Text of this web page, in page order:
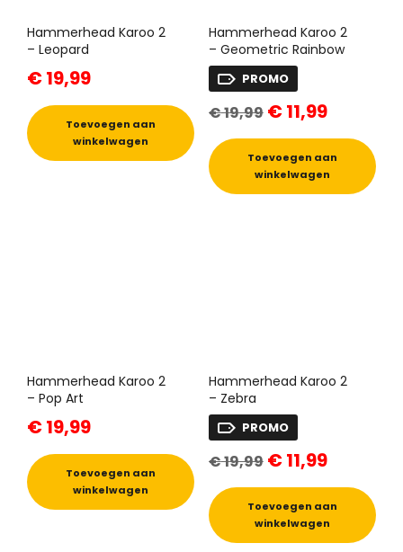
Hammerhead Karoo 2
– Leopard
€19,99
Toevoegen aan
winkelwagen
Hammerhead Karoo 2
– Geometric Rainbow
PROMO
€19,99 Oorspronkelijke
prijs
was:
€ 19,99.
€11,99Huidige
is:
€ 11,99.
Toevoegen aan
winkelwagen
Hammerhead Karoo 2
– Pop Art
€19,99
Toevoegen aan
winkelwagen
Hammerhead Karoo 2
– Zebra
PROMO
€19,99 Oorspronkelijke
prijs
was:
€ 19,99.
€11,99Huidige
is:
€ 11,99.
Toevoegen aan
winkelwagen